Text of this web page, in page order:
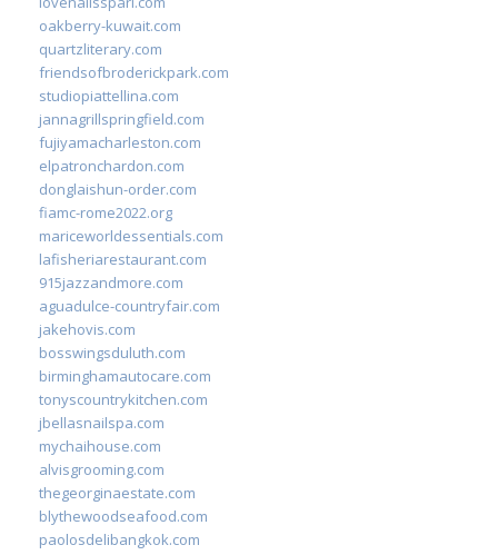
oakberry-kuwait.com
quartzliterary.com
friendsofbroderickpark.com
studiopiattellina.com
jannagrillspringfield.com
fujiyamacharleston.com
elpatronchardon.com
donglaishun-order.com
fiamc-rome2022.org
mariceworldessentials.com
lafisheriarestaurant.com
915jazzandmore.com
aguadulce-countryfair.com
jakehovis.com
bosswingsduluth.com
birminghamautocare.com
tonyscountrykitchen.com
jbellasnailspa.com
mychaihouse.com
alvisgrooming.com
thegeorginaestate.com
blythewoodseafood.com
paolosdelibangkok.com